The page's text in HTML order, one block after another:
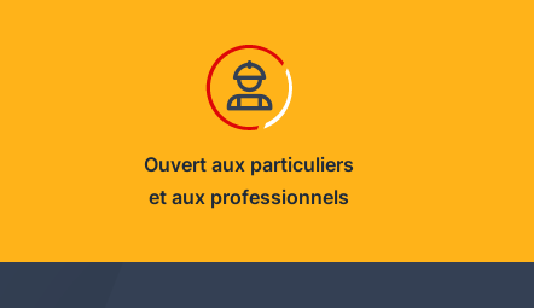
Ouvert aux particuliers
et aux professionnels